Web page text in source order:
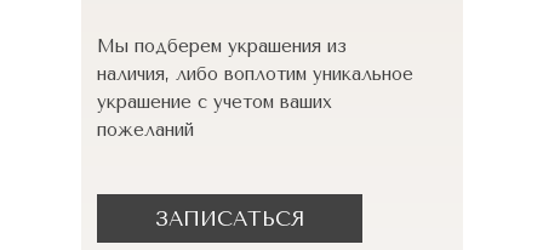
Мы подберем украшения из
наличия, либо воплотим уникальное
украшение с учетом ваших
пожеланий
ЗАПИСАТЬСЯ